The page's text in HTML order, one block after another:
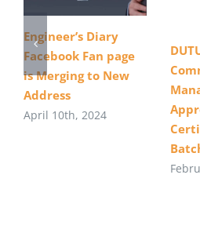
Engineer’s Diary
Facebook Fan page
is Merging to New
Address
April 10th, 2024